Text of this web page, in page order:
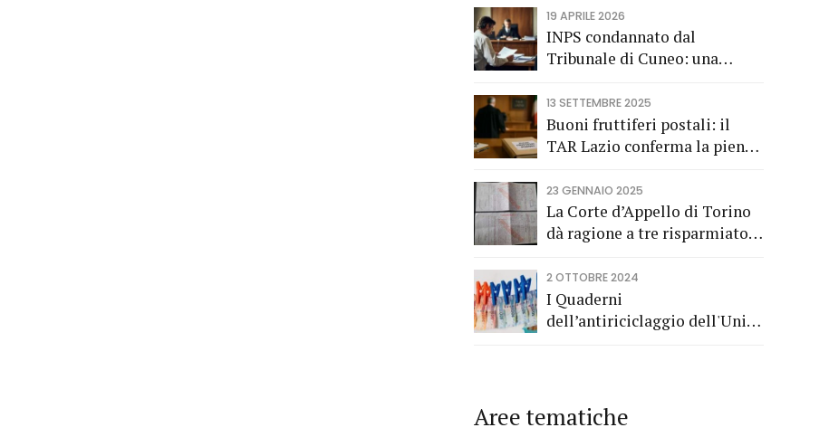
19 APRILE 2026
INPS condannato dal
Tribunale di Cuneo: una
Fossano vince una causa
grazie all’Avv. Alberto Rizzo
di Bra
13 SETTEMBRE 2025
Buoni fruttiferi postali: il
TAR Lazio conferma la piena
Consumo a tutela dei
risparmiatori titolari di buoni
fruttiferi postali.
23 GENNAIO 2025
La Corte d’Appello di Torino
dà ragione a tre risparmiatori
2 OTTOBRE 2024
I Quaderni
dell’antiriciclaggio dell'Unità
Aree tematiche